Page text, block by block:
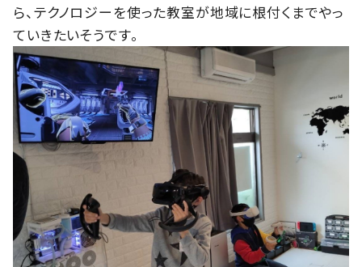
ら、テクノロジーを使った教室が地域に根付くまでやっ
ていきたいそうです。